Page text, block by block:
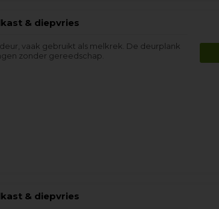
& diepvries
vaak gebruikt als melkrek. De deurplank
zonder gereedschap.
& diepvries